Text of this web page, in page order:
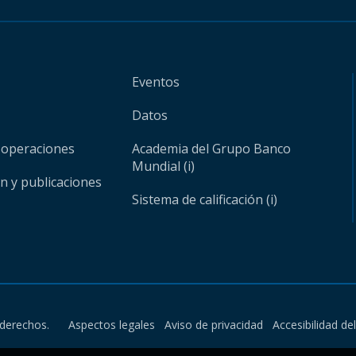
y publicaciones
Eventos
Datos
Academia del Grupo Banco
Mundial (i)
Sistema de calificación (i)
Aspectos legales Aviso de privacidad Accesibilidad